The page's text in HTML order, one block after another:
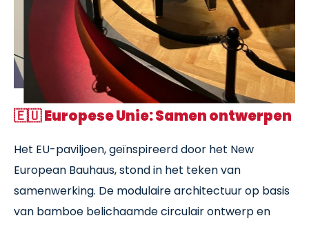
🇪🇺Europese Unie: Samen ontwerpen
Het EU-paviljoen, geïnspireerd door het New
European Bauhaus, stond in het teken van
samenwerking. De modulaire architectuur op basis
van bamboe belichaamde circulair ontwerp en